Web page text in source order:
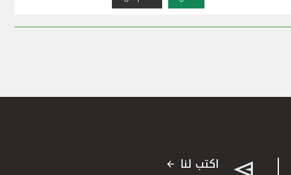
اكتب لنا